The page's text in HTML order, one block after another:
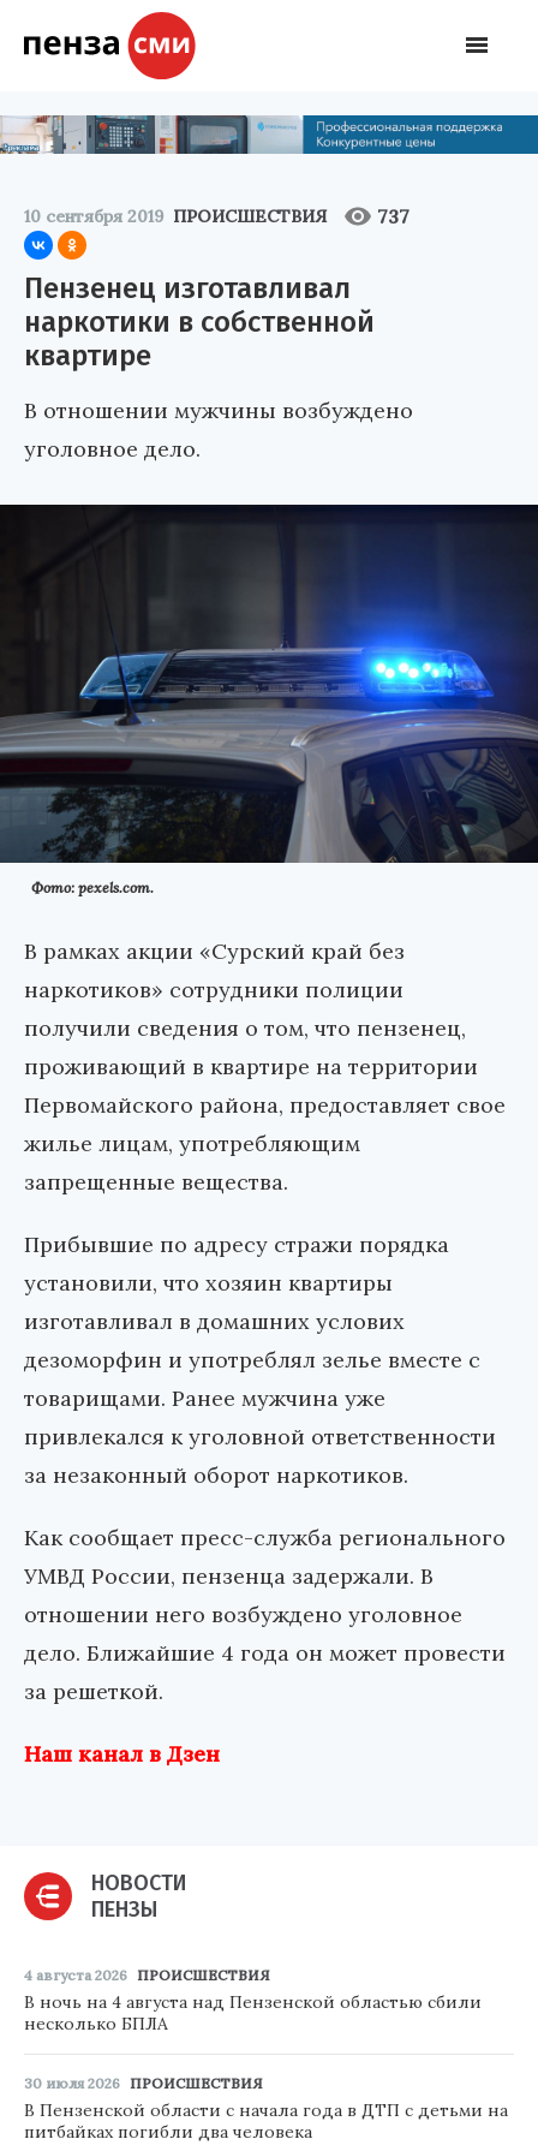
10 сентября 2019 ПРОИСШЕСТВИЯ 737
Пензенец изготавливал
наркотики в собственной
квартире
В отношении мужчины возбуждено
уголовное дело.
Фото: pexels.com.
В рамках акции «Сурский край без
наркотиков» сотрудники полиции
получили сведения о том, что пензенец,
проживающий в квартире на территории
Первомайского района, предоставляет свое
жилье лицам, употребляющим
запрещенные вещества.
Прибывшие по адресу стражи порядка
установили, что хозяин квартиры
изготавливал в домашних услових
дезоморфин и употреблял зелье вместе с
товарищами. Ранее мужчина уже
привлекался к уголовной ответственности
за незаконный оборот наркотиков.
Как сообщает пресс-служба регионального
УМВД России, пензенца задержали. В
отношении него возбуждено уголовное
дело. Ближайшие 4 года он может провести
за решеткой.
Наш канал в Дзен
НОВОСТИ
ПЕНЗЫ
4 августа 2026 ПРОИСШЕСТВИЯ
В ночь на 4 августа над Пензенской областью сбили
несколько БПЛА
30 июля 2026 ПРОИСШЕСТВИЯ
В Пензенской области с начала года в ДТП с детьми на
питбайках погибли два человека